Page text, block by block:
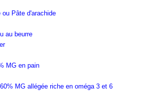
ou Pâte d'arachide
au beurre
MG en pain
MG allégée riche en oméga 3 et 6